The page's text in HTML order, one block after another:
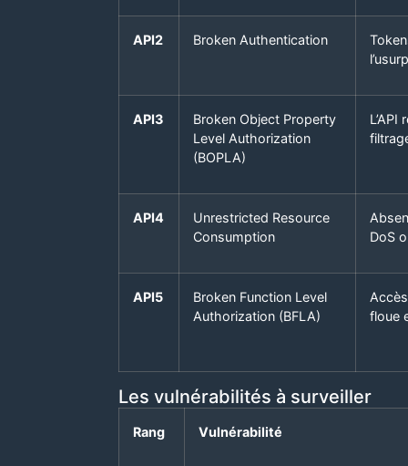
API2 Broken Authentication
API3
Broken Object Property
Level Authorization
(BOPLA)
API4
Unrestricted Resource
Consumption
DoS
API5
Broken Function Level
Authorization (BFLA)
floue
Les vulnérabilités à surveiller
Rang Vulnérabilité